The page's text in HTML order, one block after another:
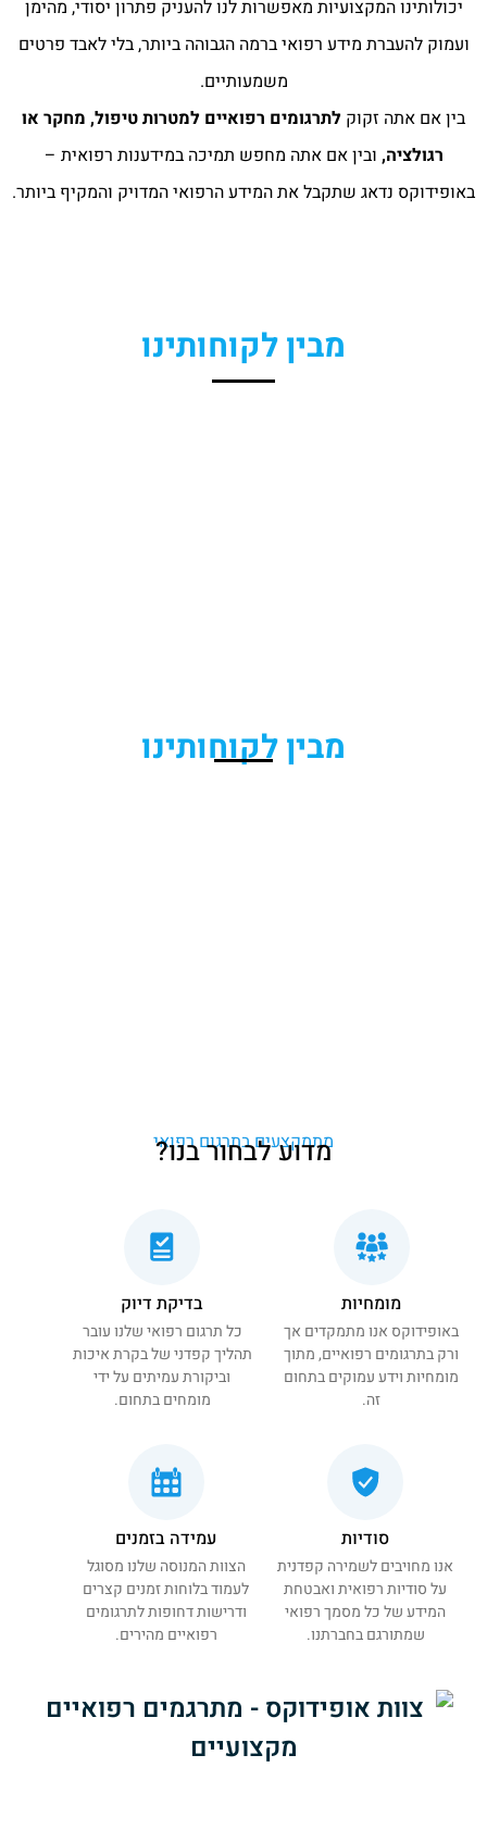
יכולותינו המקצועיות מאפשרות לנו להעניק פתרון יסודי, מהימן
ועמוק להעברת מידע רפואי ברמה הגבוהה ביותר, בלי לאבד פרטים
משמעותיים.
בין אם אתה זקוק לתרגומים רפואיים למטרות טיפול, מחקר או
רגולציה, ובין אם אתה מחפש תמיכה במידענות רפואית –
באופידוקס נדאג שתקבל את המידע הרפואי המדויק והמקיף ביותר.
מבין לקוחותינו
מבין לקוחותינו
מתמקצעים בתרגום רפואי
מדוע לבחור בנו?
מומחיות
באופידוקס אנו מתמקדים אך
ורק בתרגומים רפואיים, מתוך
מומחיות וידע עמוקים בתחום
זה.
בדיקת דיוק
כל תרגום רפואי שלנו עובר
תהליך קפדני של בקרת איכות
וביקורת עמיתים על ידי
מומחים בתחום.
סודיות
אנו מחויבים לשמירה קפדנית
על סודיות רפואית ואבטחת
המידע של כל מסמך רפואי
שמתורגם בחברתנו.
עמידה בזמנים
הצוות המנוסה שלנו מסוגל
לעמוד בלוחות זמנים קצרים
ודרישות דחופות לתרגומים
רפואיים מהירים.